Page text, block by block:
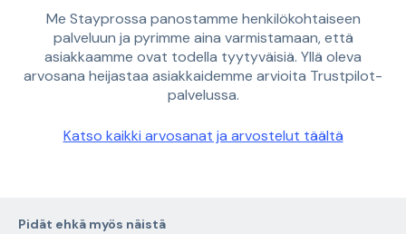
Me Stayprossa panostamme henkilökohtaiseen
palveluun ja pyrimme aina varmistamaan, että
asiakkaamme ovat todella tyytyväisiä. Yllä oleva
arvosana heijastaa asiakkaidemme arvioita Trustpilot-
palvelussa.
Katso kaikki arvosanat ja arvostelut täältä
Pidät ehkä myös näistä